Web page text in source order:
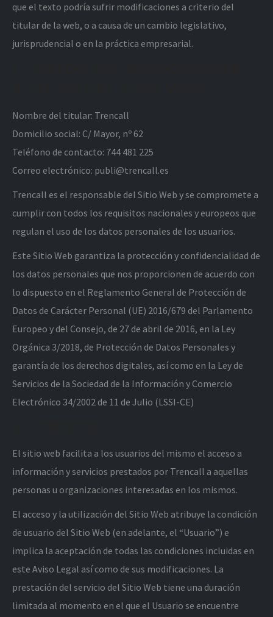
que el texto podría sufrir modificaciones a criterio del
titular de la web, o a causa de un cambio legislativo,
jurisprudencial o en la práctica empresarial.
Nombre del titular: Trencall
Domicilio social: C/ Mayor, nº 62
Teléfono de contacto: 744 481 225
Correo electrónico: publi@trencall.es
Trencall es el responsable del Sitio Web y se compromete a
cumplir con todos los requisitos nacionales y europeos que
regulan el uso de los datos personales de los usuarios.
Este Sitio Web garantiza la protección y confidencialidad de
los datos personales que nos proporcionen de acuerdo con
lo dispuesto en el Reglamento General de Protección de
Datos de Carácter Personal (UE) 2016/679 del Parlamento
Europeo y del Consejo, de 27 de abril de 2016, en la Ley
Orgánica 3/2018, de Protección de Datos Personales y
garantía de los derechos digitales, así como en la Ley de
Servicios de la Sociedad de la Información y Comercio
Electrónico 34/2002 de 11 de Julio (LSSI-CE)
El sitio web facilita a los usuarios del mismo el acceso a
información y servicios prestados por Trencall a aquellas
personas u organizaciones interesadas en los mismos.
El acceso y la utilización del Sitio Web atribuye la condición
de usuario del Sitio Web (en adelante, el “Usuario”) e
implica la aceptación de todas las condiciones incluidas en
este Aviso Legal así como de sus modificaciones. La
prestación del servicio del Sitio Web tiene una duración
limitada al momento en el que el Usuario se encuentre